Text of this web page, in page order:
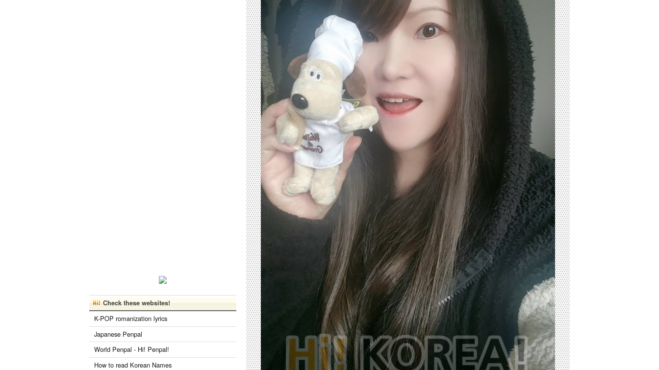
Check these websites!
K-POP romanization lyrics
Japanese Penpal
World Penpal - Hi! Penpal!
How to read Korean Names